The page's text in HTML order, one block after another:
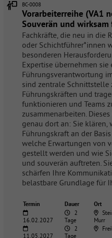
BC-0008
Vorarbeiterreihe (VA1
Souverän und wirksam
Fachkräfte, die neu in die
oder Schichtführer*innen
besonderen
Expertise übernehmen sie
Führungsverantwortung
sind zentrale
Führungskräften und
funktionieren und Teams
zusammenarbeiten.
genau dort an: Sie klären,
Führungskraft an der
welche Erwartungen von
gestellt werden und wie
und souverän auftreten.
schärfen Ihre
belastbare Grundlage für
Termin Dauer Ort
16.02.2027
2
Tage
Murr
11.05.2027
2
Tage